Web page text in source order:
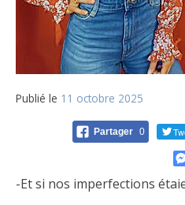
Publié le 11 octobre 2025
Partager 0
-Et si nos imperfections